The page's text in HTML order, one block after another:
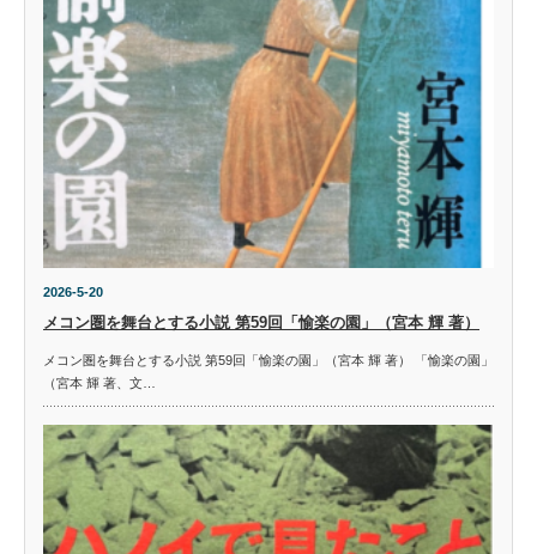
2026-5-20
メコン圏を舞台とする小説 第59回「愉楽の園」（宮本 輝 著）
メコン圏を舞台とする小説 第59回「愉楽の園」（宮本 輝 著） 「愉楽の園」
（宮本 輝 著、文…